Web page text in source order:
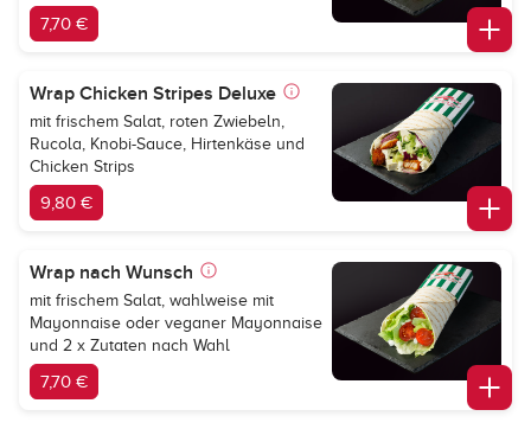
7,70 €
Wrap Chicken Stripes Deluxe
mit frischem Salat, roten Zwiebeln,
Rucola, Knobi-Sauce, Hirtenkäse und
Chicken Strips
9,80 €
Wrap nach Wunsch
mit frischem Salat, wahlweise mit
Mayonnaise oder veganer Mayonnaise
und 2 x Zutaten nach Wahl
7,70 €